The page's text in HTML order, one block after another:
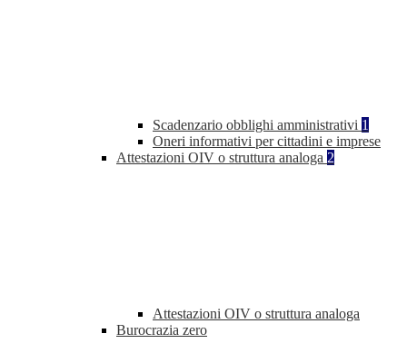
Scadenzario obblighi amministrativi 1
Oneri informativi per cittadini e imprese
Attestazioni OIV o struttura analoga 2
Attestazioni OIV o struttura analoga
Burocrazia zero